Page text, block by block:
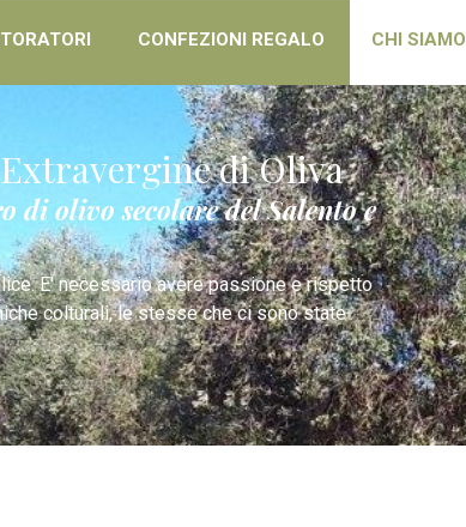
CONFEZIONI REGALO CHI SIAMO
di Oliva
di olivo secolare del Salento e
E' necessario avere passione e rispetto
colturali, le stesse che ci sono state